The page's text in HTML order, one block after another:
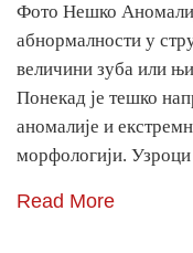
Фото Нешко
абнормалности у
величини зуба или
Понекад је тешко
аномалије и
морфологији.
Read More